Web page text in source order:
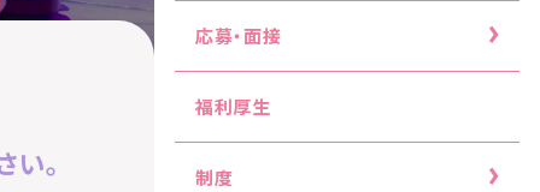
応募・面接
福利厚生
制度
。